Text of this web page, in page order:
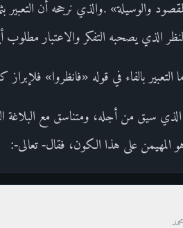
والوسيلة» .والذي نرجحه أن التعبير
الذي يصحبه التفكر والاعتبار مطلوب
التعبير بالفاء في قوله «فانظروا»
سيق من أجله، ومتناسق مع البلاغة
المهيمن على هذا الكون، فقال- تعالى-: